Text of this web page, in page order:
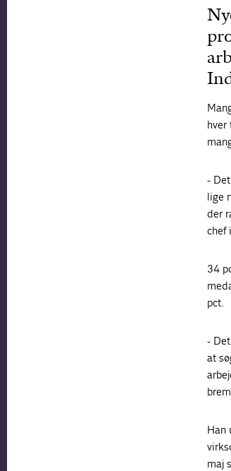
hver
-
lige
der
chef
34
pct.
-
at
Han
maj